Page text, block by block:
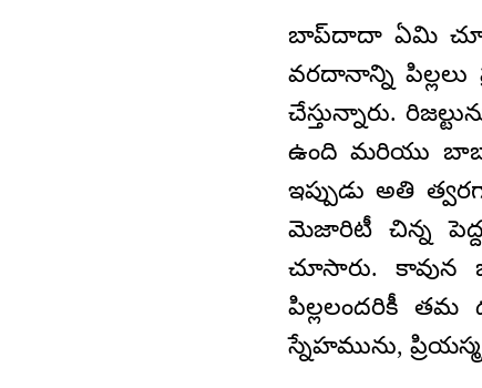
బాప్‌దాదా ఏమి
వరదానాన్ని
చేస్తున్నారు.
ఉంది మరియు బాబా
ఇప్పుడు అతి
మెజారిటీ చిన్న
చూసారు.
పిల్లలందరికీ తమ
స్నేహమును,